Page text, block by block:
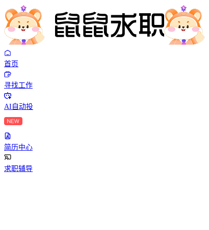
首页
寻找工作
AI自动投
简历中心
求职辅导